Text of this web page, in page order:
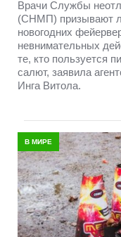
Врачи Службы
(СНМП) призывают
новогодних
невнимательных
те, кто пользуется
салют, заявила
Инга Витола.
В МИРЕ